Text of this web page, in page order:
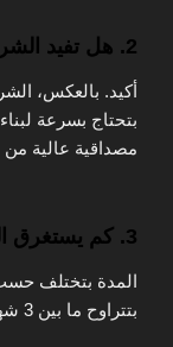
2. هل تفيد الشركات الصغيرة والمتوسطة؟
أكيد. بالعكس،
بتحتاج بسرعة
مصداقية عالية من
3. كم يستغرق الحصول عليها؟
المدة بتختلف
بتتراوح ما بين 3 شهور وسنة كاملة.